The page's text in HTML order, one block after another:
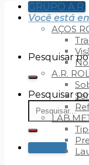
Pesquisar
Pesquisar
Cotação
GRUPO A.R.
Você está
AÇOS
A.R.